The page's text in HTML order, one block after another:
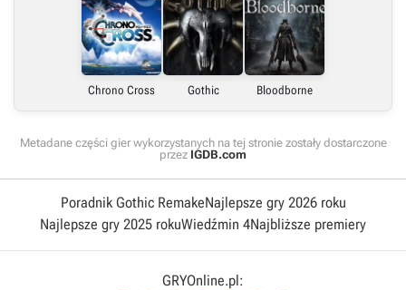
Chrono Cross Gothic Bloodborne
Metadane części gier wykorzystanych na tej stronie zostały dostarczone
przez IGDB.com
Poradnik Gothic RemakeNajlepsze gry 2026 roku
Najlepsze gry 2025 rokuWiedźmin 4Najbliższe premiery
GRYOnline.pl: